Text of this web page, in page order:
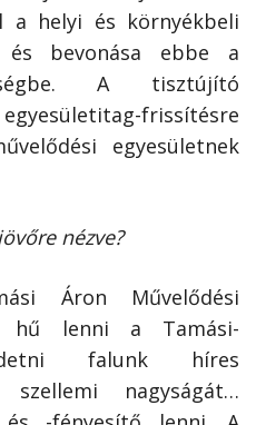
a helyi és környékbeli
és bevonása ebbe a
A tisztújító
frissítésre
egyesületnek
nézve?
Áron Művelődési
hű lenni a Tamási-
falunk híres
nagyságát…